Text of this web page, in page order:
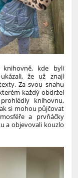
knihovně, kde byli
že už znají
Za svou snahu
každý obdržel
knihovnu,
si mohou půjčovat
a prvňáčky
a objevovali kouzlo